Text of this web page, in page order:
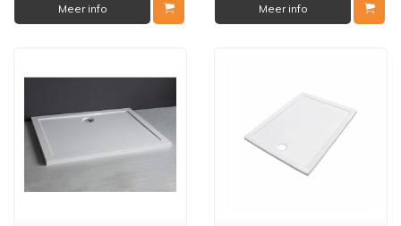
Meer info Meer info